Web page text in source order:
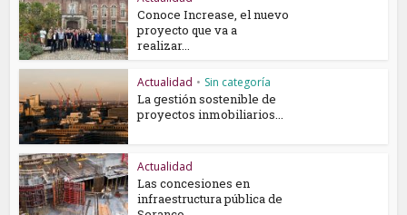
Conoce Increase, el nuevo
proyecto que va a
realizar...
Actualidad • Sin categoría
La gestión sostenible de
proyectos inmobiliarios...
Actualidad
Las concesiones en
infraestructura pública de